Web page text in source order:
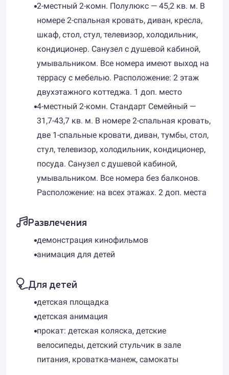
2-местный 2-комн. Полулюкс — 45,2 кв. м. В
номере 2-спальная кровать, диван, кресла,
шкаф, стол, стул, телевизор, холодильник,
кондиционер. Санузел c душевой кабиной,
умывальником. Все номера имеют выход на
террасу с мебелью. Расположение: 2 этаж
двухэтажного коттеджа. 1 доп. место
4-местный 2-комн. Стандарт Семейный —
31,7-43,7 кв. м. В номере 2-спальная кровать,
две 1-спальные кровати, диван, тумбы, стол,
стул, телевизор, холодильник, кондиционер,
посуда. Санузел c душевой кабиной,
умывальником. Все номера без балконов.
Расположение: на всех этажах. 2 доп. места
Развлечения
демонстрация кинофильмов
анимация для детей
Для детей
детская площадка
детская анимация
прокат: детская коляска, детские
велосипеды, детский стульчик в зале
питания, кроватка-манеж, самокаты